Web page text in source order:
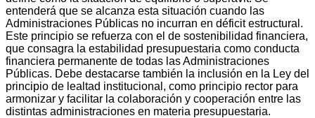
entenderá que se alcanza esta situación cuando las
Administraciones Públicas no incurran en déficit estructural.
Este principio se refuerza con el de sostenibilidad financiera,
que consagra la estabilidad presupuestaria como conducta
financiera permanente de todas las Administraciones
Públicas. Debe destacarse también la inclusión en la Ley del
principio de lealtad institucional, como principio rector para
armonizar y facilitar la colaboración y cooperación entre las
distintas administraciones en materia presupuestaria.